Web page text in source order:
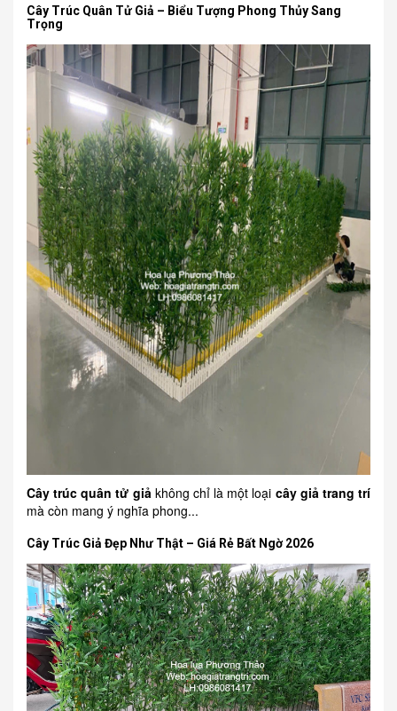
Cây Trúc Quân Tử Giả – Biểu Tượng Phong Thủy Sang
Trọng
Cây trúc quân tử giảkhông chỉ là một loại cây giả trang trí
mà còn mang ý nghĩa phong...
Cây Trúc Giả Đẹp Như Thật – Giá Rẻ Bất Ngờ 2026